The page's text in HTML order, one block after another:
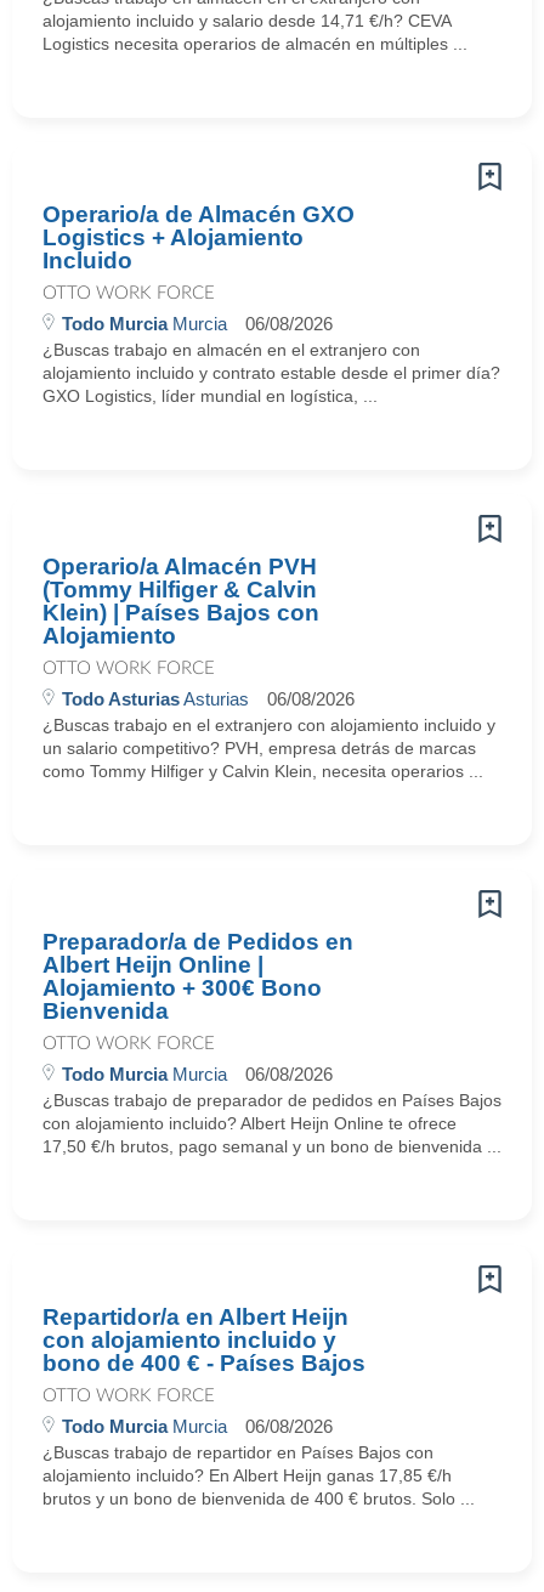
alojamiento incluido y salario desde 14,71 €/h? CEVA
Logistics necesita operarios de almacén en múltiples ...
Operario/a de Almacén GXO
Logistics + Alojamiento
Incluido
OTTO WORK FORCE
Todo MurciaMurcia 06/08/2026
¿Buscas trabajo en almacén en el extranjero con
alojamiento incluido y contrato estable desde el primer día?
GXO Logistics, líder mundial en logística, ...
Operario/a Almacén PVH
(Tommy Hilfiger & Calvin
Klein) | Países Bajos con
Alojamiento
OTTO WORK FORCE
Todo AsturiasAsturias 06/08/2026
¿Buscas trabajo en el extranjero con alojamiento incluido y
un salario competitivo? PVH, empresa detrás de marcas
como Tommy Hilfiger y Calvin Klein, necesita operarios ...
Preparador/a de Pedidos en
Albert Heijn Online |
Alojamiento + 300€ Bono
Bienvenida
OTTO WORK FORCE
Todo MurciaMurcia 06/08/2026
¿Buscas trabajo de preparador de pedidos en Países Bajos
con alojamiento incluido? Albert Heijn Online te ofrece
17,50 €/h brutos, pago semanal y un bono de bienvenida ...
Repartidor/a en Albert Heijn
con alojamiento incluido y
bono de 400 € - Países Bajos
OTTO WORK FORCE
Todo MurciaMurcia 06/08/2026
¿Buscas trabajo de repartidor en Países Bajos con
alojamiento incluido? En Albert Heijn ganas 17,85 €/h
brutos y un bono de bienvenida de 400 € brutos. Solo ...